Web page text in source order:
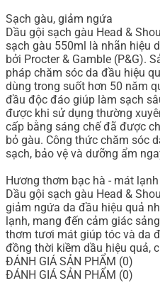
Sạch gàu, giảm ngứa
Dầu gội sạch gàu Head &
sạch gàu 550ml là nhãn hiệu
bởi Procter & Gamble (P&G).
pháp chăm sóc da đầu hiệu
dùng trong suốt hơn 50 năm
đầu độc đáo giúp làm sạch
được khi sử dụng thường
cấp bằng sáng chế đã được
bỏ gàu. Công thức chăm sóc
sạch, bảo vệ và dưỡng ẩm
Hương thơm bạc hà - mát
Dầu gội sạch gàu Head &
giảm ngứa da đầu hiệu quả
lạnh, mang đến cảm giác
thơm tươi mát giúp tóc và da
đồng thời kiềm dầu hiệu quả,
ĐÁNH GIÁ SẢN PHẨM (0)
ĐÁNH GIÁ SẢN PHẨM (0)